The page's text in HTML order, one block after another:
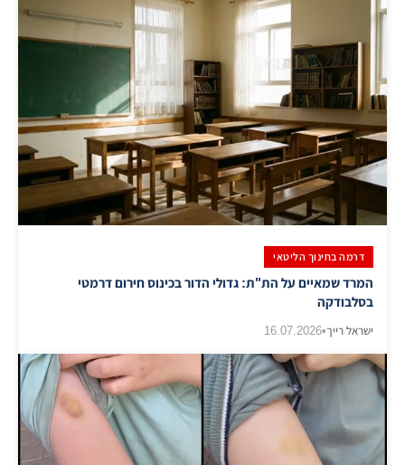
דרמה בחינוך הליטאי
המרד שמאיים על הת"ת: גדולי הדור בכינוס חירום דרמטי
בסלבודקה
ישראל רייך•
16.07.2026